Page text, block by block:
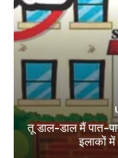
तू डाल-डाल मैं पात-
इलाकों